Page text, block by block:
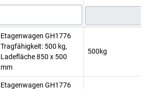
Etagenwagen GH1776
Tragfähigkeit: 500 kg,
Ladefläche 850 x 500
mm
500kg
Etagenwagen GH1776